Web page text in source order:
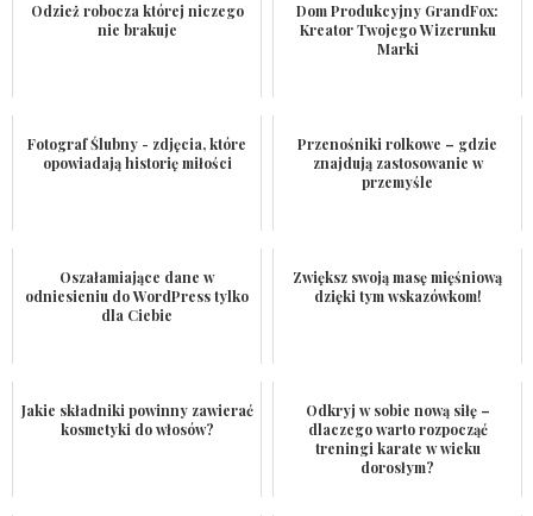
Odzież robocza której niczego
nie brakuje
Dom Produkcyjny GrandFox:
Kreator Twojego Wizerunku
Marki
Fotograf Ślubny - zdjęcia, które
opowiadają historię miłości
Przenośniki rolkowe – gdzie
znajdują zastosowanie w
przemyśle
Oszałamiające dane w
odniesieniu do WordPress tylko
dla Ciebie
Zwiększ swoją masę mięśniową
dzięki tym wskazówkom!
Jakie składniki powinny zawierać
kosmetyki do włosów?
Odkryj w sobie nową siłę –
dlaczego warto rozpocząć
treningi karate w wieku
dorosłym?